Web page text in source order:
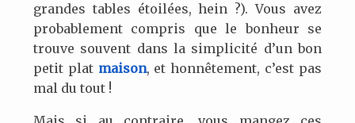
grandes tables étoilées, hein ?). Vous avez
probablement compris que le bonheur se
trouve souvent dans la simplicité d’un bon
petit plat maison, et honnêtement, c’est pas
mal du tout !